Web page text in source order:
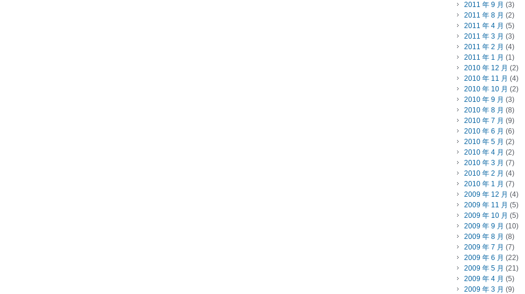
2011 年 9 月 (3)
2011 年 8 月 (2)
2011 年 4 月 (5)
2011 年 3 月 (3)
2011 年 2 月 (4)
2011 年 1 月 (1)
2010 年 12 月 (2)
2010 年 11 月 (4)
2010 年 10 月 (2)
2010 年 9 月 (3)
2010 年 8 月 (8)
2010 年 7 月 (9)
2010 年 6 月 (6)
2010 年 5 月 (2)
2010 年 4 月 (2)
2010 年 3 月 (7)
2010 年 2 月 (4)
2010 年 1 月 (7)
2009 年 12 月 (4)
2009 年 11 月 (5)
2009 年 10 月 (5)
2009 年 9 月 (10)
2009 年 8 月 (8)
2009 年 7 月 (7)
2009 年 6 月 (22)
2009 年 5 月 (21)
2009 年 4 月 (5)
2009 年 3 月 (9)